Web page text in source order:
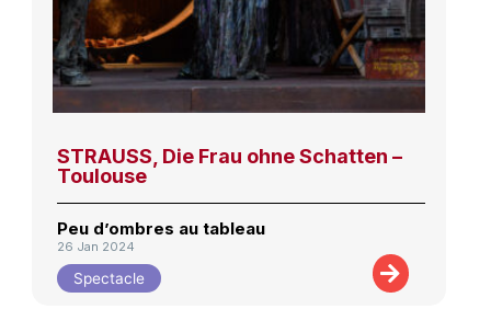
STRAUSS, Die Frau ohne Schatten –
Toulouse
Peu d’ombres au tableau
26 Jan 2024
Spectacle